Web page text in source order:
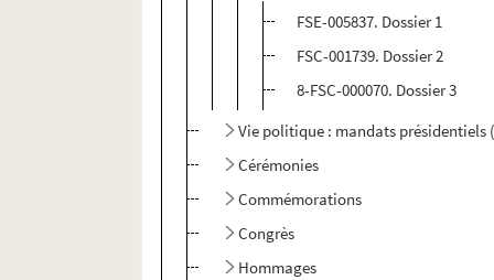
FSE-005837. Dossier 1
FSC-001739. Dossier 2
8-FSC-000070. Dossier 3
Vie politique : mandats présidentiels
Cérémonies
Commémorations
Congrès
Hommages